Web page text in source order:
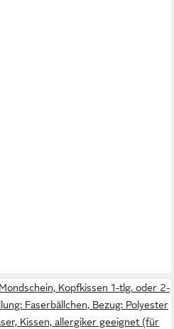
Kopfkissen 1-tlg. oder 2-
Faserbällchen, Bezug: Polyester
Kissen, allergiker geeignet (für